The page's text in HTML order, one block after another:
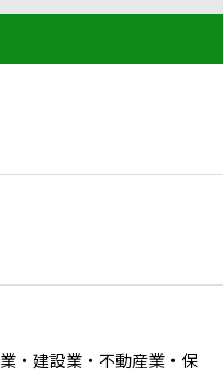
・建設業・不動産業・保